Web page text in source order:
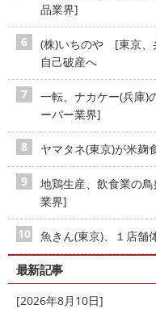
品業界]
(株)いちのや [東京、
自己破産へ
一転、ナカケー(兵庫
ーパー業界]
ヤマタネ(東京)が米
地鶏生産、飲食業の
業界]
魚きん(東京)、１店
最新記事
[2026年8月10日]